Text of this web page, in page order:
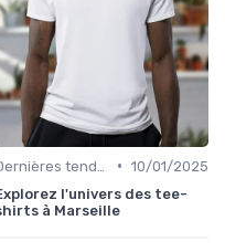
• 10/01/2025
l'univers des tee-
à Marseille